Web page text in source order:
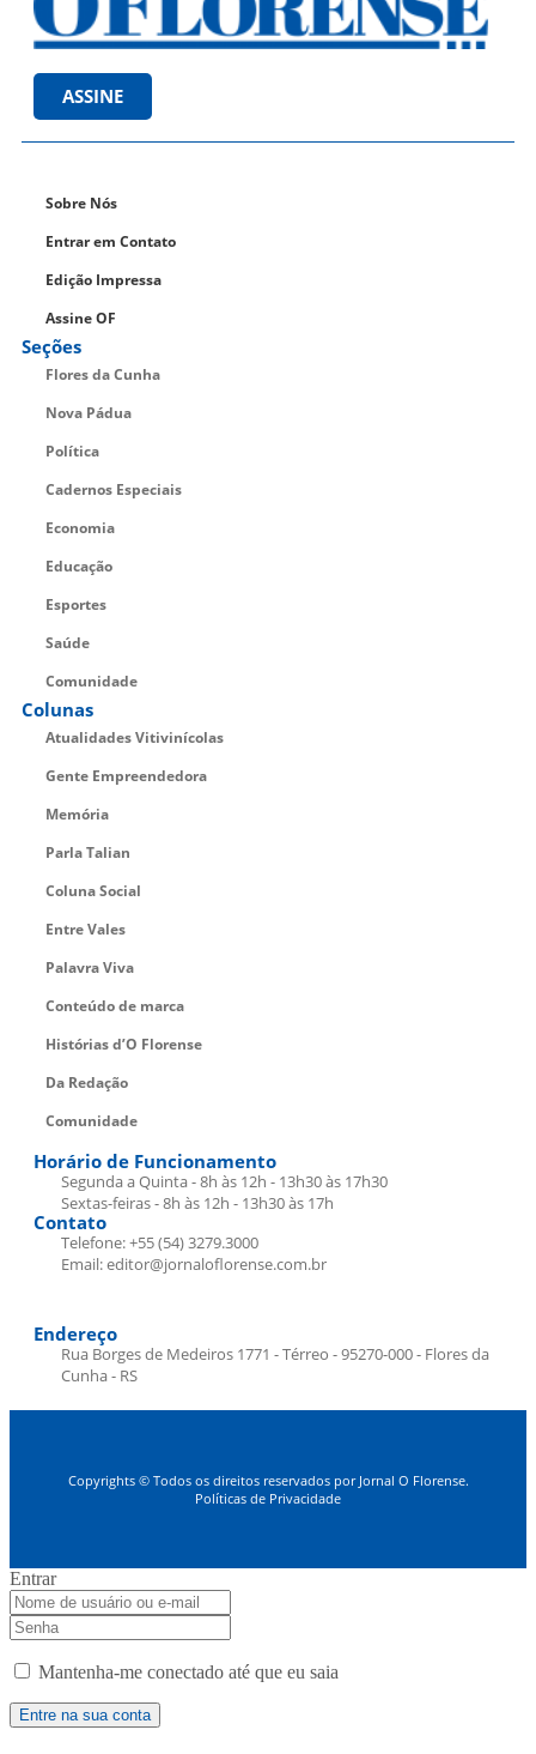
ASSINE
Sobre Nós
Entrar em Contato
Edição Impressa
Assine OF
Seções
Flores da Cunha
Nova Pádua
Política
Cadernos Especiais
Economia
Educação
Esportes
Saúde
Comunidade
Colunas
Atualidades Vitivinícolas
Gente Empreendedora
Memória
Parla Talian
Coluna Social
Entre Vales
Palavra Viva
Conteúdo de marca
Histórias d’O Florense
Da Redação
Comunidade
Horário de Funcionamento
Segunda a Quinta - 8h às 12h - 13h30 às 17h30
Sextas-feiras - 8h às 12h - 13h30 às 17h
Contato
Telefone: +55 (54) 3279.3000
Email: editor@jornaloflorense.com.br
Endereço
Rua Borges de Medeiros 1771 - Térreo - 95270-000 - Flores da
Cunha - RS
Copyrights © Todos os direitos reservados por Jornal O Florense.
Políticas de Privacidade
Entrar
Mantenha-me conectado até que eu saia